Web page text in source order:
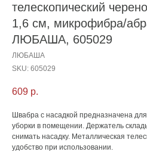
телескопический
1,6 см, микрофибра/
ЛЮБАША, 605029
ЛЮБАША
SKU: 605029
609 р.
Швабра с насадкой предназначена
уборки в помещении. Держатель
снимать насадку. Металлическая
удобство при использовании.